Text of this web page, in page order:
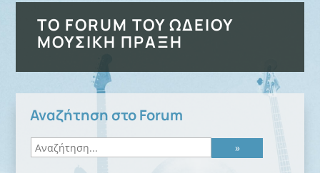
ΤΟ FORUM ΤΟΥ ΩΔΕΊΟΥ
ΜΟΥΣΙΚΉ ΠΡΆΞΗ
Αναζήτηση στο Forum